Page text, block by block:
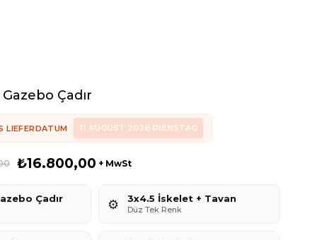
Çadır
LIEFERDATUM 11 AUGUST 2026 DIENSTAG
₺16.800,00 + MwSt
Çadır ⚙️ 3x4.5 İskelet + Tavan
Düz Tek Renk